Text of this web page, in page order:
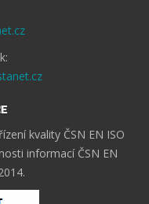
kvality ČSN EN ISO
informací ČSN EN